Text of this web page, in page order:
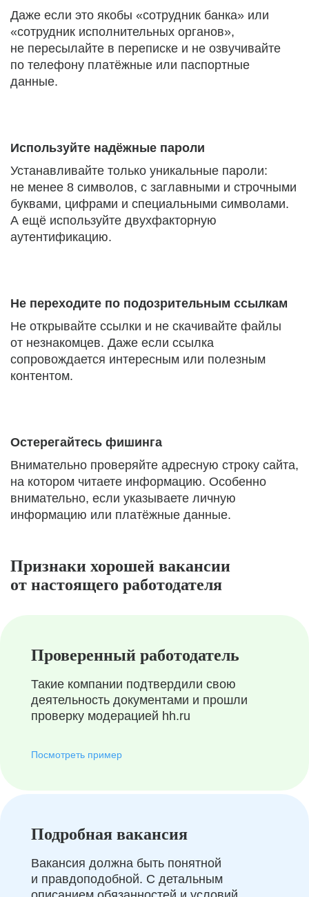
Даже если это якобы «сотрудник банка» или
«сотрудник исполнительных органов»,
не пересылайте в переписке и не озвучивайте
по телефону платёжные или паспортные
данные.
Используйте надёжные пароли
Устанавливайте только уникальные пароли:
не менее 8 символов, с заглавными и строчными
буквами, цифрами и специальными символами.
А ещё используйте двухфакторную
аутентификацию.
Не переходите по подозрительным ссылкам
Не открывайте ссылки и не скачивайте файлы
от незнакомцев. Даже если ссылка
сопровождается интересным или полезным
контентом.
Остерегайтесь фишинга
Внимательно проверяйте адресную строку сайта,
на котором читаете информацию. Особенно
внимательно, если указываете личную
информацию или платёжные данные.
Признаки хорошей вакансии
от настоящего работодателя
Проверенный работодатель
Такие компании подтвердили свою
деятельность документами и прошли
проверку модерацией hh.ru
Посмотреть пример
Подробная вакансия
Вакансия должна быть понятной
и правдоподобной. С детальным